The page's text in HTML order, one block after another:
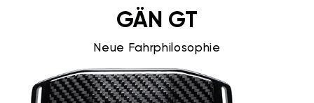
GÄN GT
Neue Fahrphilosophie